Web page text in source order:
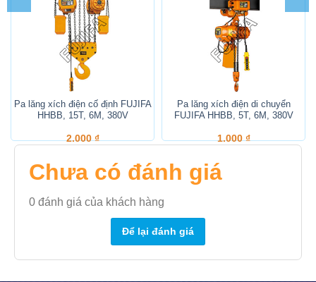
Pa lăng xích điện cố định FUJIFA
HHBB, 15T, 6M, 380V
2.000₫
Pa lăng xích điện di chuyển
FUJIFA HHBB, 5T, 6M, 380V
1.000₫
Chưa có đánh giá
0 đánh giá của khách hàng
Để lại đánh giá